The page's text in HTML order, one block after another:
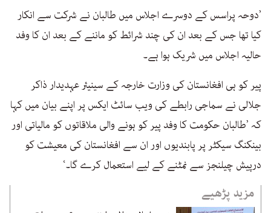
’دوحہ پراسس کے دوسرے اجلاس میں طالبان نے شرکت سے انکار
کیا تھا جس کے بعد ان کی چند شرائط کو ماننے کے بعد ان کا وفد
حالیہ اجلاس میں شریک ہوا ہے۔
پیر کو ہی افغانستان کی وزارت خارجہ کے سینیئر عہدیدار ذاکر
جلالی نے سماجی رابطے کی ویب سائٹ ایکس پر اپنے بیان میں کہا
کہ ’طالبان حکومت کا وفد پیر کو ہونے والی ملاقاتوں کو مالیاتی اور
بینکنگ سیکٹر پر پابندیوں اور ان سے افغانستان کی معیشت کو
درپیش چیلنجز سے نمٹنے کے لیے استعمال کرے گا۔‘
مزید پڑھیے